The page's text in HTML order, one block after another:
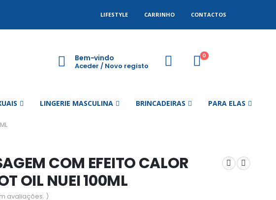
LIFESTYLE CARRINHO CONTACTOS
Bem-vindo
Aceder / Novo registo
0
LINGERIE MASCULINA BRINCADEIRAS PARA ELAS
COM EFEITO CALOR
OIL NUEI 100ML
avaliações. )